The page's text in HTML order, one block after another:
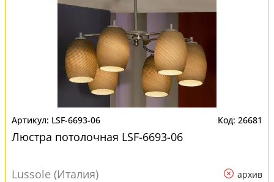
LSF-6693-06 26681
Люстра потолочная LSF-6693-06
Lussole (Италия) архив